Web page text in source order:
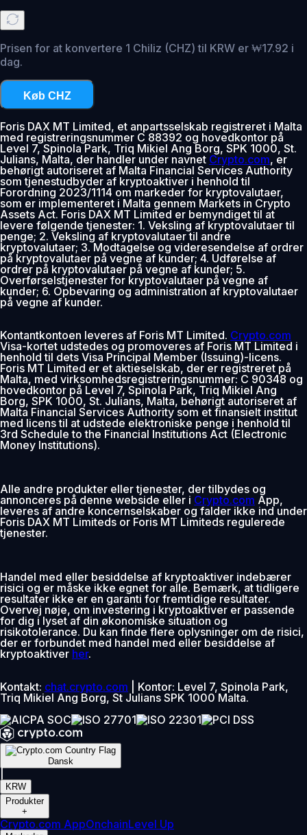
Prisen for at konvertere 1 Chiliz (CHZ) til KRW er ₩17.92 i
dag.
Køb CHZ
Foris DAX MT Limited, et anpartsselskab registreret i Malta
med registreringsnummer C 88392 og hovedkontor på
Level 7, Spinola Park, Triq Mikiel Ang Borg, SPK 1000, St.
Julians, Malta, der handler under navnet Crypto.com, er
behørigt autoriseret af Malta Financial Services Authority
som tjenestudbyder af kryptoaktiver i henhold til
Forordning 2023/1114 om markeder for kryptovalutaer,
som er implementeret i Malta gennem Markets in Crypto
Assets Act. Foris DAX MT Limited er bemyndiget til at
levere følgende tjenester: 1. Veksling af kryptovalutaer til
penge; 2. Veksling af kryptovalutaer til andre
kryptovalutaer; 3. Modtagelse og videresendelse af ordrer
på kryptovalutaer på vegne af kunder; 4. Udførelse af
ordrer på kryptovalutaer på vegne af kunder; 5.
Overførselstjenester for kryptovalutaer på vegne af
kunder; 6. Opbevaring og administration af kryptovalutaer
på vegne af kunder.
Kontantkontoen leveres af Foris MT Limited. Crypto.com
Visa-kortet udstedes og promoveres af Foris MT Limited i
henhold til dets Visa Principal Member (Issuing)-licens.
Foris MT Limited er et aktieselskab, der er registreret på
Malta, med virksomhedsregistreringsnummer: C 90348 og
hovedkontor på Level 7, Spinola Park, Triq Mikiel Ang
Borg, SPK 1000, St. Julians, Malta, behørigt autoriseret af
Malta Financial Services Authority som et finansielt institut
med licens til at udstede elektroniske penge i henhold til
3rd Schedule to the Financial Institutions Act (Electronic
Money Institutions).
Alle andre produkter eller tjenester, der tilbydes og
annonceres på denne webside eller i Crypto.com App,
leveres af andre koncernselskaber og falder ikke ind under
Foris DAX MT Limiteds or Foris MT Limiteds regulerede
tjenester.
Handel med eller besiddelse af kryptoaktiver indebærer
risici og er måske ikke egnet for alle. Bemærk, at tidligere
resultater ikke er en garanti for fremtidige resultater.
Overvej nøje, om investering i kryptoaktiver er passende
for dig i lyset af din økonomiske situation og
risikotolerance. Du kan finde flere oplysninger om de risici,
der er forbundet med handel med eller besiddelse af
kryptoaktiver her.
Kontakt: chat.crypto.com | Kontor: Level 7, Spinola Park,
Triq Mikiel Ang Borg, St Julians SPK 1000 Malta.
Dansk
KRW
Produkter
+
Crypto.com AppOnchainLevel Up